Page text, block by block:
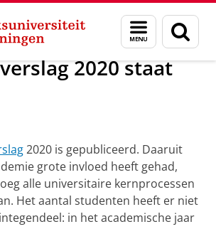
Menu
en
zoeken
Nieuws Nieuwsberichten
2020 staat
2020 is gepubliceerd. Daaruit
grote invloed heeft gehad,
alle universitaire kernprocessen
Het aantal studenten heeft er niet
in het academische jaar